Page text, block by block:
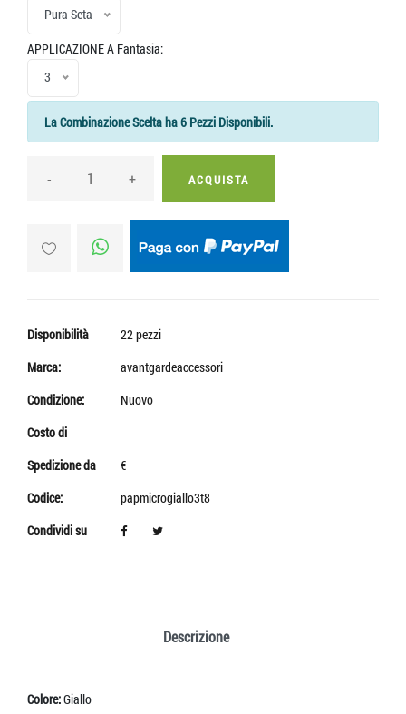
Pura Seta
APPLICAZIONE A Fantasia:
3
La Combinazione Scelta ha 6 Pezzi Disponibili.
- + ACQUISTA
Disponibilità
22 pezzi
Marca:
avantgardeaccessori
Condizione:
Nuovo
Costo di
Spedizione da
€
Codice:
papmicrogiallo3t8
Condividi su
Descrizione
Colore:Giallo